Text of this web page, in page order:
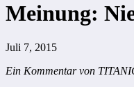
Meinung:
Juli 7, 2015
Ein Kommentar von